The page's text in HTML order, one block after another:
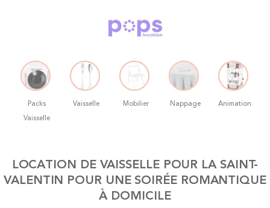
Packs
Vaisselle
Vaisselle Mobilier Nappage Animation
au
contenu
LOCATION DE VAISSELLE POUR LA SAINT-
VALENTIN POUR UNE SOIRÉE ROMANTIQUE
À DOMICILE